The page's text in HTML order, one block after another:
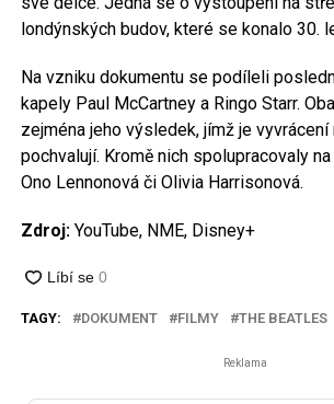
londýnských budov, které se konalo 30.
Na vzniku dokumentu se podíleli
kapely Paul McCartney a Ringo Starr.
zejména jeho výsledek, jímž je
pochvalují. Kromě nich spolupracovaly
Ono Lennonová či Olivia Harrisonová.
Zdroj:YouTube, NME, Disney+
TAGY: DOKUMENT FILMY THE BEATLES
Reklama